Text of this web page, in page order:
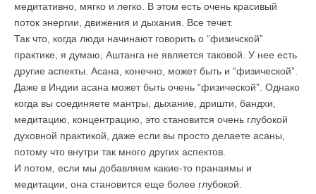
медитативно, мягко и легко. В этом есть очень красивый
поток энергии, движения и дыхания. Все течет.
Так что, когда люди начинают говорить о “физичской”
практике, я думаю, Аштанга не является таковой. У нее есть
другие аспекты. Асана, конечно, может быть и “физической”.
Даже в Индии асана может быть очень “физической”. Однако
когда вы соединяете мантры, дыхание, дришти, бандхи,
медитацию, концентрацию, это становится очень глубокой
духовной практикой, даже если вы просто делаете асаны,
потому что внутри так много других аспектов.
И потом, если мы добавляем какие-то пранаямы и
медитации, она становится еще более глубокой.